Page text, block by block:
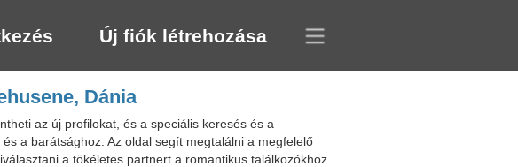
Új fiók létrehozása
Dánia
az új profilokat, és a speciális keresés és a
a barátsághoz. Az oldal segít megtalálni a megfelelő
a tökéletes partnert a romantikus találkozókhoz.